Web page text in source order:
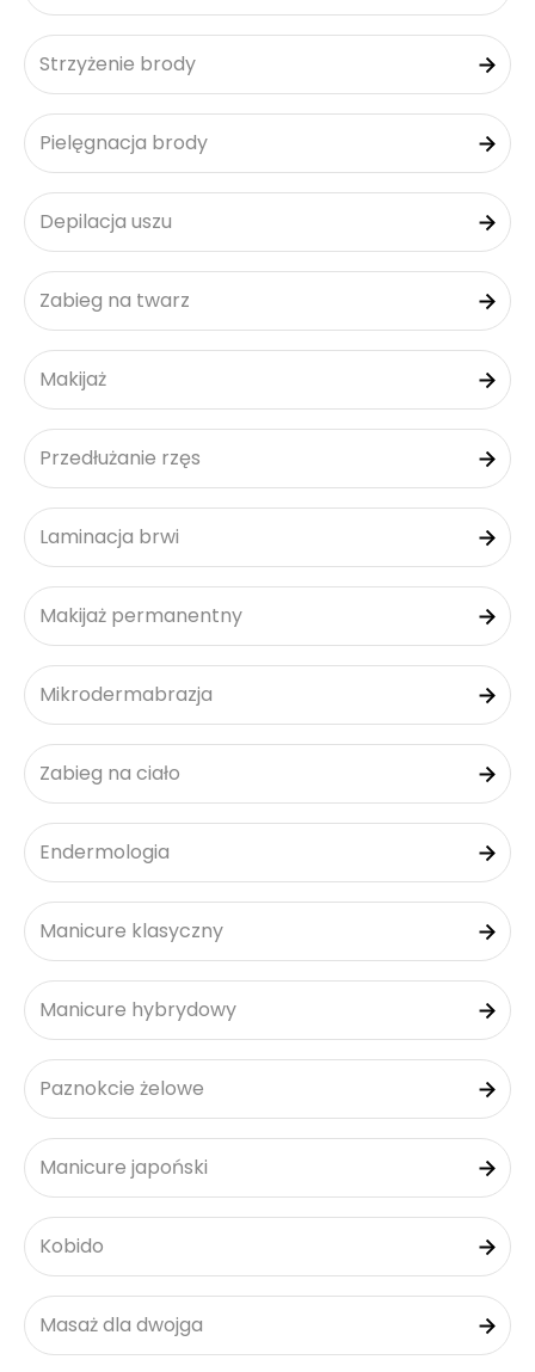
Strzyżenie brody
Pielęgnacja brody
Depilacja uszu
Zabieg na twarz
Makijaż
Przedłużanie rzęs
Laminacja brwi
Makijaż permanentny
Mikrodermabrazja
Zabieg na ciało
Endermologia
Manicure klasyczny
Manicure hybrydowy
Paznokcie żelowe
Manicure japoński
Kobido
Masaż dla dwojga